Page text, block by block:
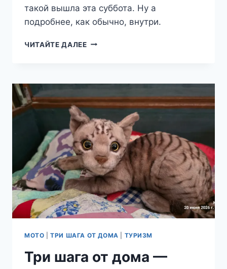
такой вышла эта суббота. Ну а
подробнее, как обычно, внутри.
ЧИТАЙТЕ ДАЛЕЕТРИ
—
МОНИНО-
ПОКРОВ
МОТО |ТРИ ШАГА ОТ ДОМА ТУРИЗМ
Три шага от дома —